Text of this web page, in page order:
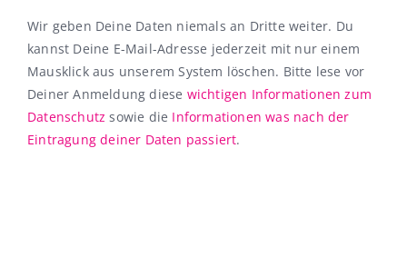
Wir geben Deine Daten niemals an Dritte weiter. Du
kannst Deine E-Mail-Adresse jederzeit mit nur einem
Mausklick aus unserem System löschen. Bitte lese vor
Deiner Anmeldung diese wichtigen Informationen zum
Datenschutz sowie die Informationen was nach der
Eintragung deiner Daten passiert.